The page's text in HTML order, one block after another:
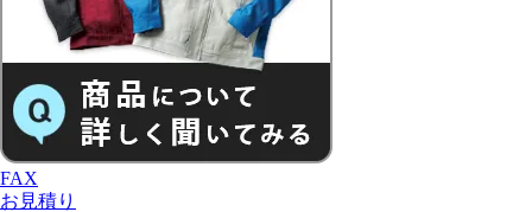
FAX
お見積り